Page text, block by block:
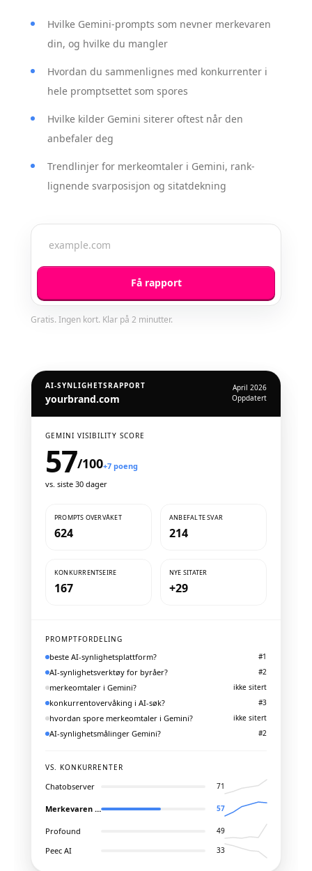
Hvilke Gemini-prompts som nevner merkevaren
din, og hvilke du mangler
Hvordan du sammenlignes med konkurrenter i
hele promptsettet som spores
Hvilke kilder Gemini siterer oftest når den
anbefaler deg
Trendlinjer for merkeomtaler i Gemini, rank-
lignende svarposisjon og sitatdekning
Få rapport
Gratis. Ingen kort. Klar på 2 minutter.
AI-SYNLIGHETSRAPPORT
yourbrand.com
April 2026
Oppdatert
GEMINI VISIBILITY SCORE
57/100+7 poeng
vs. siste 30 dager
PROMPTS OVERVÅKET
624
ANBEFALTE SVAR
214
KONKURRENTSEIRE
167
NYE SITATER
+29
PROMPTFORDELING
beste AI-synlighetsplattform? #1
AI-synlighetsverktøy for byråer? #2
merkeomtaler i Gemini? ikke sitert
konkurrentovervåking i AI-søk? #3
hvordan spore merkeomtaler i Gemini? ikke sitert
AI-synlighetsmålinger Gemini? #2
VS. KONKURRENTER
Chatobserver 71
Merkevaren din 57
Profound 49
Peec AI 33